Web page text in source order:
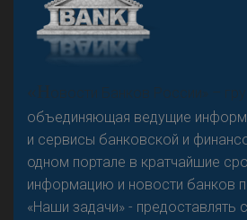
Резкого разворота на рынке
предвидится -
«Н
овости Банков России» –
объединяющая ведущие
и сервисы банковской и
одном портале в кратчайшие
информацию и новости банков
«Наши задачи» - предоставлять